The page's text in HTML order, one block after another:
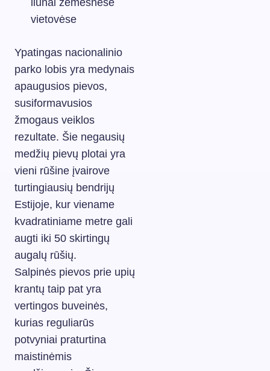
liūnai žemesnėse
vietovėse
Ypatingas nacionalinio
parko lobis yra medynais
apaugusios pievos,
susiformavusios
žmogaus veiklos
rezultate. Šie negausių
medžių pievų plotai yra
vieni rūšine įvairove
turtingiausių bendrijų
Estijoje, kur viename
kvadratiniame metre gali
augti iki 50 skirtingų
augalų rūšių.
Salpinės pievos prie upių
krantų taip pat yra
vertingos buveinės,
kurias reguliarūs
potvyniai praturtina
maistinėmis